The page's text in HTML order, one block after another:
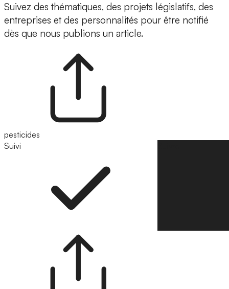
Suivez des thématiques, des projets législatifs, des
entreprises et des personnalités pour être notifié
dès que nous publions un article.
pesticides
Suivi